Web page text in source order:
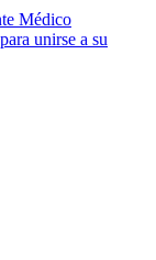
Médico
unirse a su